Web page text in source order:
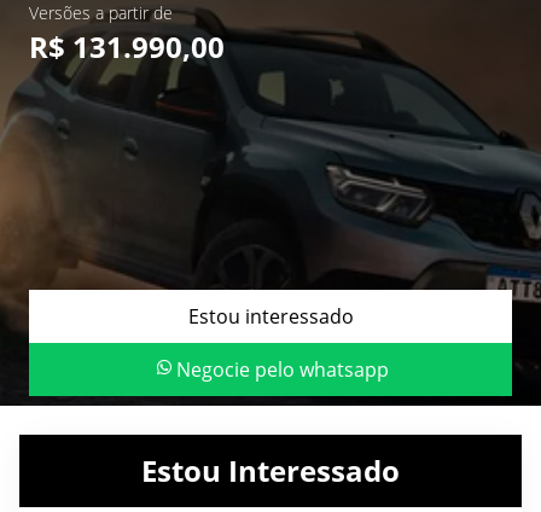
Versões a partir de
R$ 131.990,00
Estou interessado
Negocie pelo whatsapp
Estou Interessado